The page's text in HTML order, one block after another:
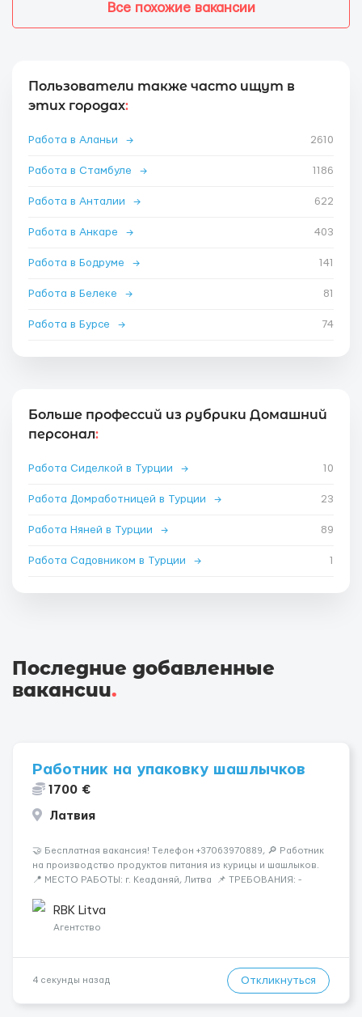
Все похожие вакансии
Пользователи также часто ищут в
этих городах:
Работа в Аланьи → 2610
Работа в Стамбуле → 1186
Работа в Анталии → 622
Работа в Анкаре → 403
Работа в Бодруме → 141
Работа в Белеке → 81
Работа в Бурсе → 74
Больше профессий из рубрики Домашний
персонал:
Работа Сиделкой в Турции → 10
Работа Домработницей в Турции → 23
Работа Няней в Турции → 89
Работа Садовником в Турции → 1
Последние добавленные
вакансии.
Работник на упаковку шашлычков
1700 €
Латвия
🤝 Бесплатная вакансия! Tелефон +37063970889, 🔎 Работник
на производство продуктов питания из курицы и шашлыков.
📍 МЕСТО РАБОТЫ: г. Кеаданяй, Литва 📌 ТРЕБОВАНИЯ: -
нужен 📆 ГРАФИК РАБОТЫ: - ПН по ВС, выходные плавающие
RBK Litva
Агентство
4 секунды назад Откликнуться